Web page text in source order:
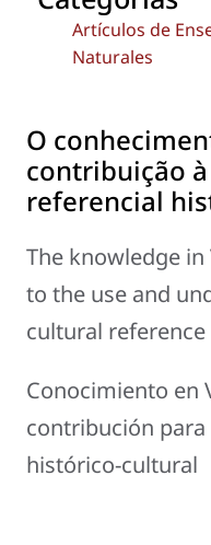
Artículos de
Naturales
O
contribuição
referencial
The knowledge
to the use and
cultural reference
Conocimiento en
contribución
histórico-cultural